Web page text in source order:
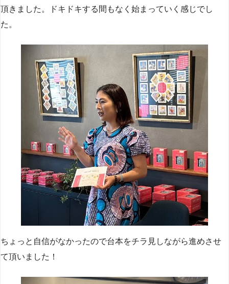
頂きました。ドキドキする間もなく始まっていく感じでし
た。
ちょっと自信がなかったので台本をチラ見しながら進めさせ
て頂いました！